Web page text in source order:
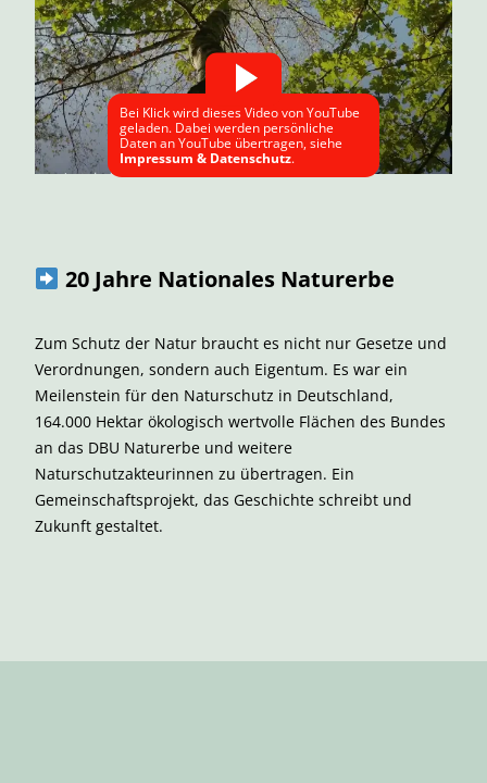
Bei Klick wird dieses Video von YouTube
geladen. Dabei werden persönliche
Daten an YouTube übertragen, siehe
Impressum & Datenschutz.
20 Jahre Nationales Naturerbe
Zum Schutz der Natur braucht es nicht nur Gesetze und
Verordnungen, sondern auch Eigentum. Es war ein
Meilenstein für den Naturschutz in Deutschland,
164.000 Hektar ökologisch wertvolle Flächen des Bundes
an das DBU Naturerbe und weitere
Naturschutzakteurinnen zu übertragen. Ein
Gemeinschaftsprojekt, das Geschichte schreibt und
Zukunft gestaltet.